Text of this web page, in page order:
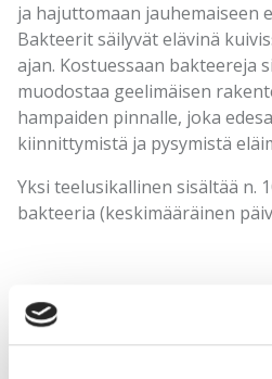
ja hajuttomaan jauhemaiseen
Bakteerit säilyvät elävinä
ajan. Kostuessaan bakteereja
muodostaa geelimäisen
hampaiden pinnalle, joka
kiinnittymistä ja pysymistä
Yksi teelusikallinen sisältää n.
bakteeria (keskimääräinen
Tuotetiedot |